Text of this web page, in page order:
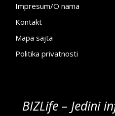
Impresum/O nama
Kontakt
Mapa sajta
Politika privatnosti
BIZLife – Jedini